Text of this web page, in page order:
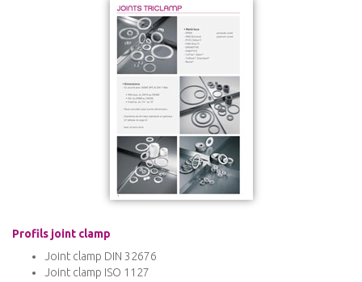
Profils joint clamp
Joint clamp DIN 32676
Joint clamp ISO 1127